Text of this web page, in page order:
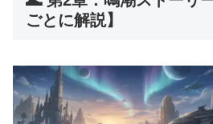
ごとに解説】